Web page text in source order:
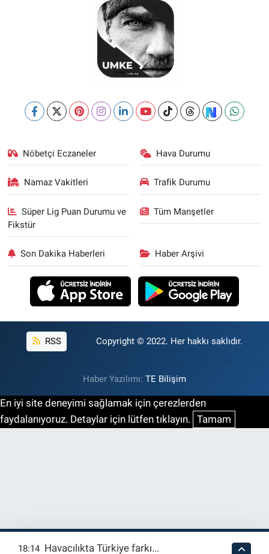
Nöbetçi Eczaneler Hava Durumu
Namaz Vakitleri Trafik Durumu
Süper Lig Puan Durumu ve
Fikstür
Tüm Manşetler
Son Dakika Haberleri Haber Arşivi
RSS Copyright © 2022. Her hakkı saklıdır.
Haber Yazılımı: TE Bilişim
En iyi site deneyimi sağlamak için çerezlerden
faydalanıyoruz. Detaylar için lütfen tıklayın. Tamam
18:14 Havacılıkta Türkiye farkı...